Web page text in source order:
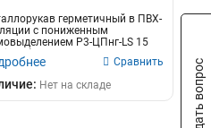
герметичный в ПВХ-
с пониженным
Р3-ЦПнг-LS 15
Сравнить
Нет на складе Задать вопрос